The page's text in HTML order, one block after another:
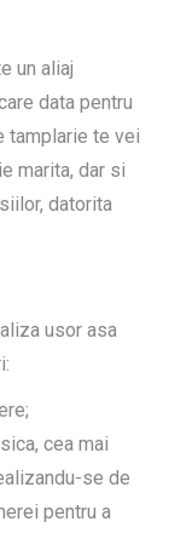
un aliaj
data pentru
tamplarie te vei
marita, dar si
datorita
usor asa
cea mai
se de
pentru a